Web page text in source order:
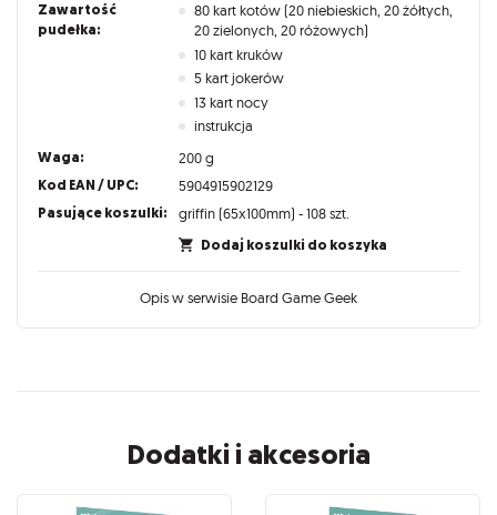
Zawartość
pudełka:
80 kart kotów (20 niebieskich, 20 żółtych,
20 zielonych, 20 różowych)
10 kart kruków
5 kart jokerów
13 kart nocy
instrukcja
Waga: 200 g
Kod EAN / UPC: 5904915902129
Pasujące koszulki: griffin (65x100mm) - 108 szt.
Dodaj koszulki do koszyka
Opis w serwisie Board Game Geek
Dodatki i akcesoria